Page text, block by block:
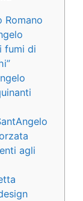
Romano
fumi di
agli